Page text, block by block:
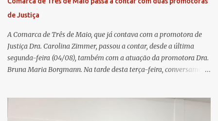
transparência e a governança. No Encontro de Coordenadores de
Núcleo, o presidente da Sicredi União RS/ES, Sidnei Strejevitch, fez
um balanço das principais real...
de Justiça
A Comarca de Três de Maio, que já contava com a promotora de
Justiça Dra. Carolina Zimmer, passou a contar, desde a última
segunda-feira (04/08), também com a atuação da promotora Dra.
Bruna Maria Borgmann. Na tarde desta terça-feira, conversamos
pelo Ministério Público e destacou a importância da instituição
para a comunidade, bem como a relevância da chegada da nova